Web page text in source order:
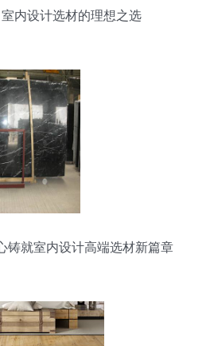
内设计选材的理想之选
铸就室内设计高端选材新篇章